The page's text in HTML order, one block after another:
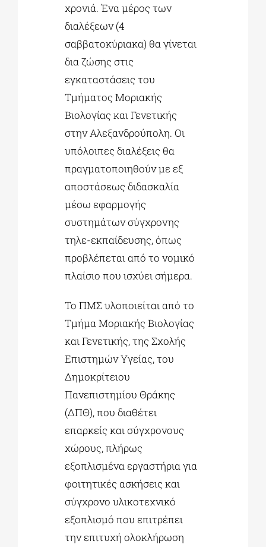
χρονιά. Ένα μέρος των
διαλέξεων (4
σαββατοκύριακα) θα γίνεται
δια ζώσης στις
εγκαταστάσεις του
Τμήματος Μοριακής
Βιολογίας και Γενετικής
στην Αλεξανδρούπολη. Οι
υπόλοιπες διαλέξεις θα
πραγματοποιηθούν με εξ
αποστάσεως διδασκαλία
μέσω εφαρμογής
συστημάτων σύγχρονης
τηλε-εκπαίδευσης, όπως
προβλέπεται από το νομικό
πλαίσιο που ισχύει σήμερα.
Το ΠΜΣ υλοποιείται από το
Τμήμα Μοριακής Βιολογίας
και Γενετικής, της Σχολής
Επιστημών Υγείας, του
Δημοκρίτειου
Πανεπιστημίου Θράκης
(ΔΠΘ), που διαθέτει
επαρκείς και σύγχρονους
χώρους, πλήρως
εξοπλισμένα εργαστήρια για
φοιτητικές ασκήσεις και
σύγχρονο υλικοτεχνικό
εξοπλισμό που επιτρέπει
την επιτυχή ολοκλήρωση